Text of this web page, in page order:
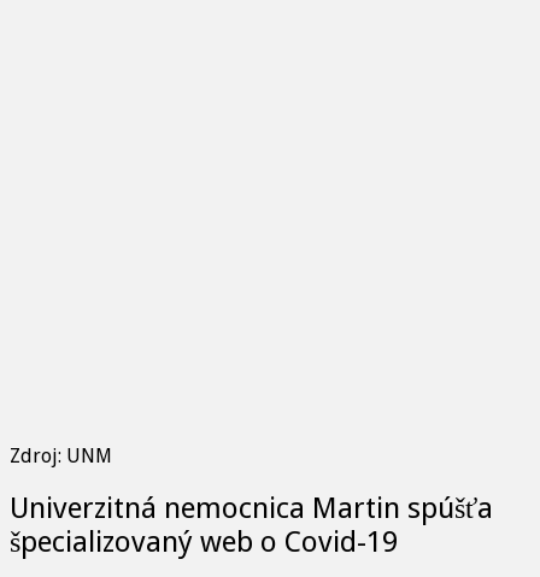
Zdroj: UNM
Univerzitná nemocnica Martin spúšťa
špecializovaný web o Covid-19